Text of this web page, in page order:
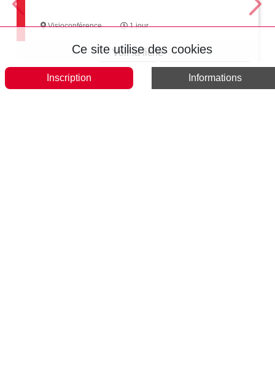
Inscription Informations
Visioconférence 1 jour
Voir la fiche
Ce site utilise des cookies
Tout interdire